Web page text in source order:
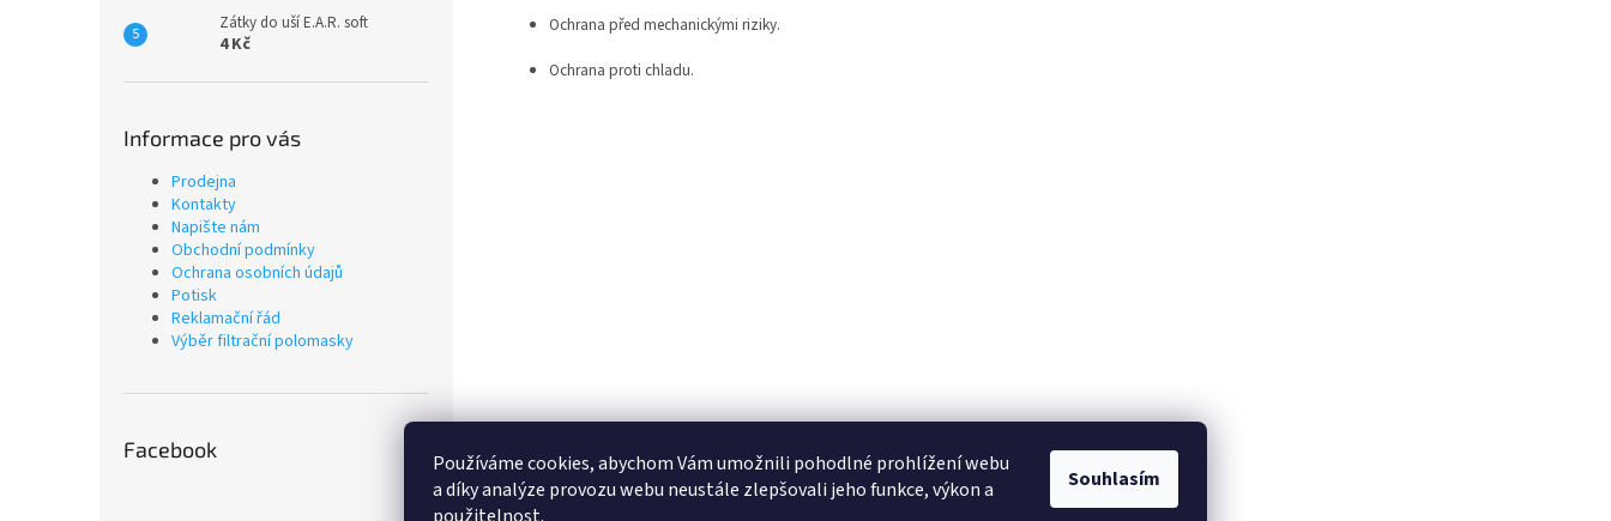
Používáme cookies, abychom Vám umožnili pohodlné prohlížení webu
a díky analýze provozu webu neustále zlepšovali jeho funkce, výkon a
Souhlasím
Zátky do uší E.A.R. soft
4 Kč
Informace pro vás
Prodejna
Kontakty
Napište nám
Obchodní podmínky
Ochrana osobních údajů
Potisk
Reklamační řád
Výběr filtrační polomasky
Facebook
Ochrana před mechanickými riziky.
Ochrana proti chladu.